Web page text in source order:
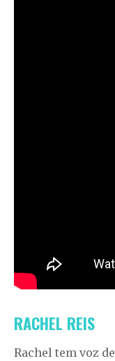
RACHEL REIS
Rachel tem voz